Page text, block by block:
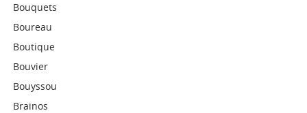
Bouquets
Boureau
Boutique
Bouvier
Bouyssou
Brainos